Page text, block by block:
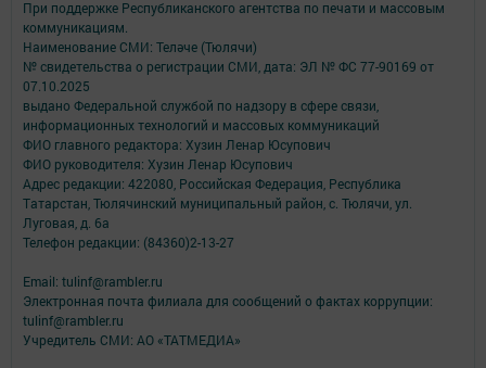
При поддержке Республиканского агентства по печати и массовым
коммуникациям.
Наименование СМИ: Теләче (Тюлячи)
№ свидетельства о регистрации СМИ, дата: ЭЛ № ФС 77-90169 от
07.10.2025
выдано Федеральной службой по надзору в сфере связи,
информационных технологий и массовых коммуникаций
ФИО главного редактора: Хузин Ленар Юсупович
ФИО руководителя: Хузин Ленар Юсупович
Адрес редакции: 422080, Российская Федерация, Республика
Татарстан, Тюлячинский муниципальный район, с. Тюлячи, ул.
Луговая, д. 6а
Телефон редакции: (84360)2-⁠13-⁠27
Email: tulinf@rambler.ru
Электронная почта филиала для сообщений о фактах коррупции:
tulinf@rambler.ru
Учредитель СМИ: АО «ТАТМЕДИА»